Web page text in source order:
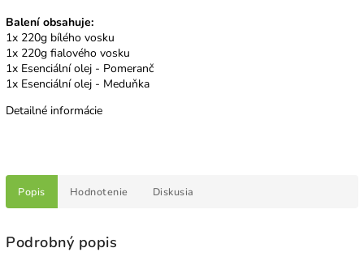
Balení obsahuje:
1x 220g bílého vosku
1x 220g fialového vosku
1x Esenciální olej - Pomeranč
1x Esenciální olej - Meduňka
Detailné informácie
Popis Hodnotenie Diskusia
Podrobný popis